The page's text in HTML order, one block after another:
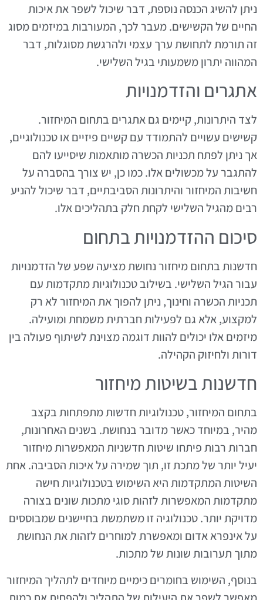
ניתן להשיג הכנסה נוספת, דבר שיכול לשפר את איכות
החיים של הקשישים. מעבר לכך, המעורבות במיזמים מסוג
זה תורמת לתחושת ערך עצמי ולהרגשת מסוגלות, דבר
המהווה יתרון משמעותי בגיל השלישי.
אתגרים והזדמנויות
לצד היתרונות, קיימים גם אתגרים בתחום המיחזור.
קשישים עשויים להתמודד עם קשיים פיזיים או טכנולוגיים,
אך ניתן לפתח תכניות הכשרה מותאמות שיסייעו להם
להתגבר על מכשולים אלו. כמו כן, יש צורך בהסברה על
חשיבות המיחזור והיתרונות הסביבתיים, דבר שיכול להניע
רבים מהגיל השלישי לקחת חלק בתהליכים אלו.
סיכום ההזדמנויות בתחום
חדשנות בתחום מיחזור נחושת מציעה שפע של הזדמנויות
עבור הגיל השלישי. בשילוב טכנולוגיות מתקדמות עם
תכניות הכשרה וחינוך, ניתן להפוך את המיחזור לא רק
למקצוע, אלא גם לפעילות חברתית משמחת ומועילה.
מיזמים אלו יכולים להוות דוגמה מצוינת לשיתוף פעולה בין
דורות ולחיזוק הקהילה.
חדשנות בשיטות מיחזור
בתחום המיחזור, טכנולוגיות חדשות מתפתחות בקצב
מהיר, במיוחד כאשר מדובר בנחושת. בשנים האחרונות,
חברות רבות פיתחו שיטות חדשניות המאפשרות מיחזור
יעיל יותר של מתכת זו, תוך שמירה על איכות הסביבה. אחת
השיטות המתקדמות היא השימוש בטכנולוגיות חישה
מתקדמות המאפשרות לזהות סוגי מתכות שונים בצורה
מדויקת יותר. טכנולוגיה זו משתמשת בחיישנים שמבוססים
על אינפרא אדום ומאפשרת למוחרים לזהות את הנחושת
מתוך תערובות שונות של מתכות.
בנוסף, השימוש בחומרים כימיים מיוחדים לתהליך המיחזור